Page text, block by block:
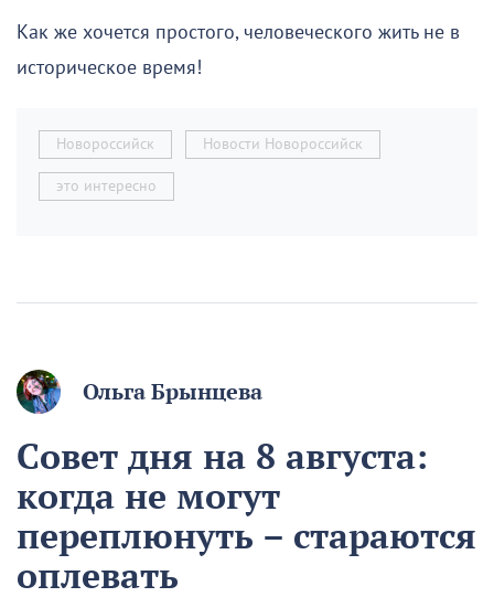
Как же хочется простого, человеческого жить не в
историческое время!
Новороссийск Новости Новороссийск
это интересно
Ольга Брынцева
Совет дня на 8 августа:
когда не могут
переплюнуть – стараются
оплевать